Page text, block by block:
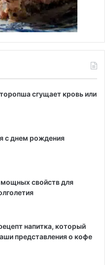
сгущает кровь или
с днем рождения
свойств для
напитка, который
представления о кофе